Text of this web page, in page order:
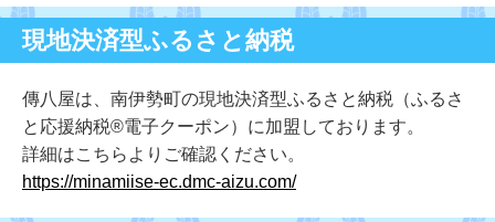
現地決済型ふるさと納税
傳八屋は、南伊勢町の現地決済型ふるさと納税（ふるさ
と応援納税®電子クーポン）に加盟しております。
詳細はこちらよりご確認ください。
https://minamiise-ec.dmc-aizu.com/